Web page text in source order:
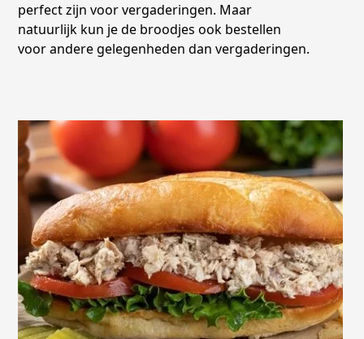
perfect zijn voor vergaderingen. Maar
natuurlijk kun je de broodjes ook bestellen
voor andere gelegenheden dan vergaderingen.